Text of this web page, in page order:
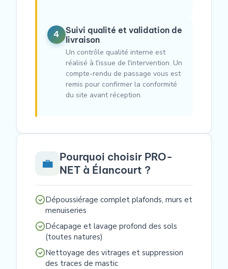
4
Suivi qualité et validation de
livraison
Un contrôle qualité interne est
réalisé à l'issue de l'intervention. Un
compte-rendu de passage vous est
remis pour confirmer la conformité
du site avant réception.
💼 Pourquoi choisir PRO-
NET à Élancourt ?
Dépoussiérage complet plafonds, murs et
menuiseries
Décapage et lavage profond des sols
(toutes natures)
Nettoyage des vitrages et suppression
des traces de mastic